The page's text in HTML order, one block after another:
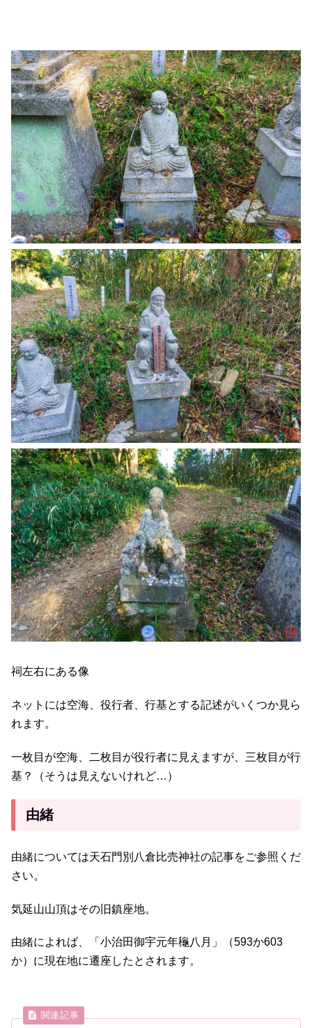
祠左右にある像
ネットには空海、役行者、行基とする記述がいくつか見ら
れます。
一枚目が空海、二枚目が役行者に見えますが、三枚目が行
基？（そうは見えないけれど…）
由緒
由緒については天石門別八倉比売神社の記事をご参照くだ
さい。
気延山山頂はその旧鎮座地。
由緒によれば、「小治田御宇元年龝八月」（593か603
か）に現在地に遷座したとされます。